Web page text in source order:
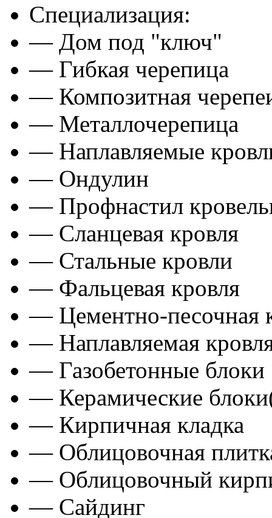
Специализация:
— Дом под "ключ"
— Гибкая черепица
— Композитная
— Металлочерепица
— Наплавляемые
— Ондулин
— Профнастил
— Сланцевая кровля
— Стальные кровли
— Фальцевая кровля
— Цементно-песочная
— Наплавляемая
— Газобетонные блоки
— Керамические
— Кирпичная кладка
— Облицовочная
— Облицовочный
— Сайдинг